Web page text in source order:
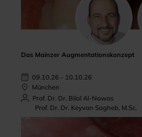
Das Mainzer Augmentationskonzept
09.10.26 - 10.10.26
München
Prof. Dr. Dr. Bilal Al-Nawas
Prof. Dr. Dr. Keyvan Sagheb, M.Sc.